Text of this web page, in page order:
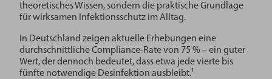
theoretisches Wissen, sondern die praktische Grundlage
für wirksamen Infektionsschutz im Alltag.
In Deutschland zeigen aktuelle Erhebungen eine
durchschnittliche Compliance-Rate von 75 % – ein guter
Wert, der dennoch bedeutet, dass etwa jede vierte bis
fünfte notwendige Desinfektion ausbleibt.¹